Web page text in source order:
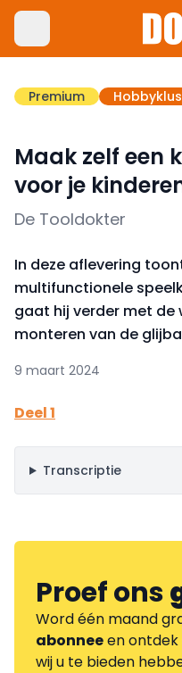
Premium
Maak zelf een
voor je
De Tooldokter
In deze aflevering
multifunctionele
gaat hij verder met de
monteren van de
9 maart 2024
Deel 1
Transcriptie
Proef ons
Word één maand
abonneeen ontdek
wij u te bieden